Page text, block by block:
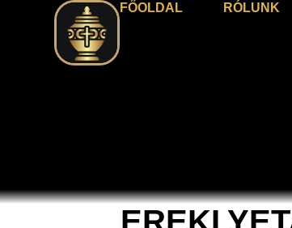
FŐOLDAL RÓLUNK